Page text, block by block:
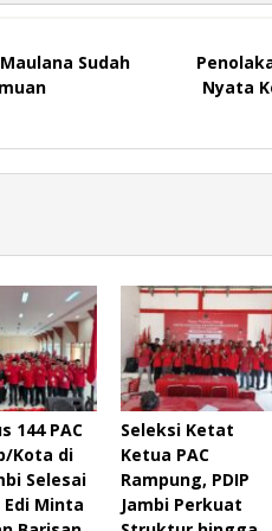
Sudah
Nyata
144 PAC
Kota di
Selesai
Minta
Seleksi Ketat
Ketua PAC
Rampung, PDIP
Jambi Perkuat